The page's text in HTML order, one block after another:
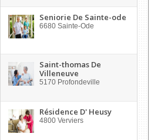
Seniorie De Sainte-ode
6680 Sainte-Ode
Saint-thomas De
Villeneuve
5170 Profondeville
Résidence D' Heusy
4800 Verviers